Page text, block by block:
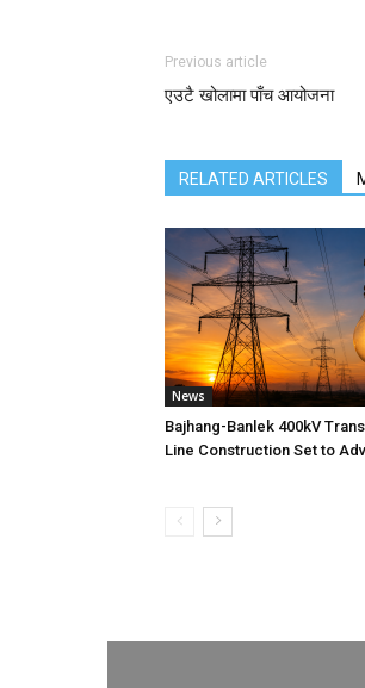
Previous article
एउटै खोलामा पाँच आयोजना
RELATED ARTICLES
News
Bajhang-Banlek 400kV
Line Construction Set to